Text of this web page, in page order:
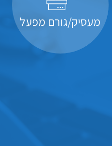
מעסיק/גורם מפעל